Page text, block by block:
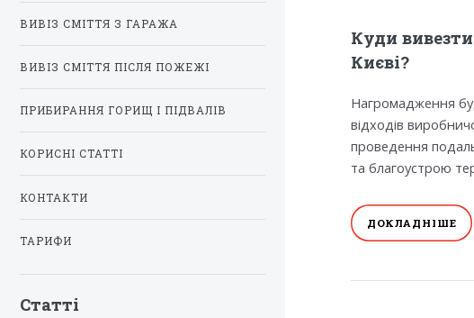
Куди
Києві?
Нагромадження
відходів
проведення
та благоустрою
ДОКЛАДНІШЕ
ВИВІЗ СМІТТЯ З ГАРАЖА
ВИВІЗ СМІТТЯ ПІСЛЯ ПОЖЕЖІ
ПРИБИРАННЯ ГОРИЩ І ПІДВАЛІВ
КОРИСНІ СТАТТІ
КОНТАКТИ
ТАРИФИ
Статті